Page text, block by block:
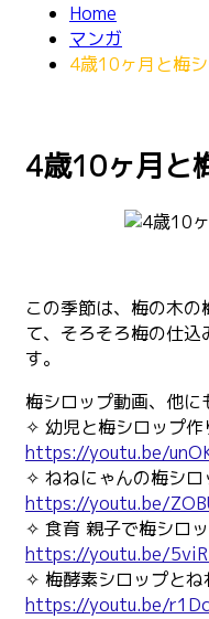
Home
マンガ
4歳10ヶ月と梅
4歳10ヶ月と
この季節は、梅の木
て、そろそろ梅の仕
す。
梅シロップ動画、他に
✧ 幼児と梅シロップ
https://youtu.be/
✧ ねねにゃんの梅シ
https://youtu.be/
✧ 食育 親子で梅シロ
https://youtu.be/
✧ 梅酵素シロップと
https://youtu.be/